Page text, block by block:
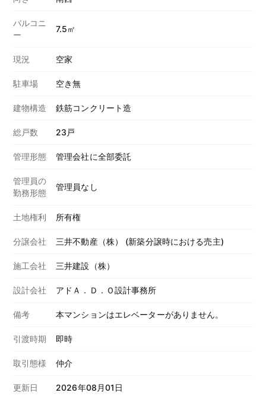
バルコニ
ー
7.5㎡
現況 空家
駐車場 空き無
建物構造 鉄筋コンクリート造
総戸数 23戸
管理形態 管理会社に全部委託
管理員の
勤務形態
管理員なし
土地権利 所有権
分譲会社 三井不動産（株） (新築分譲時における売主)
施工会社 三井建設（株）
設計会社 アドＡ．Ｄ．Ｏ設計事務所
備考 本マンションはエレベーターがありません。
引渡時期 即時
取引態様 仲介
更新日 2026年08月01日